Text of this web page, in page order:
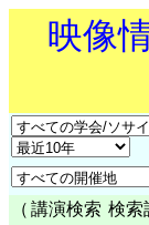
映像
（ 講演検索 検索